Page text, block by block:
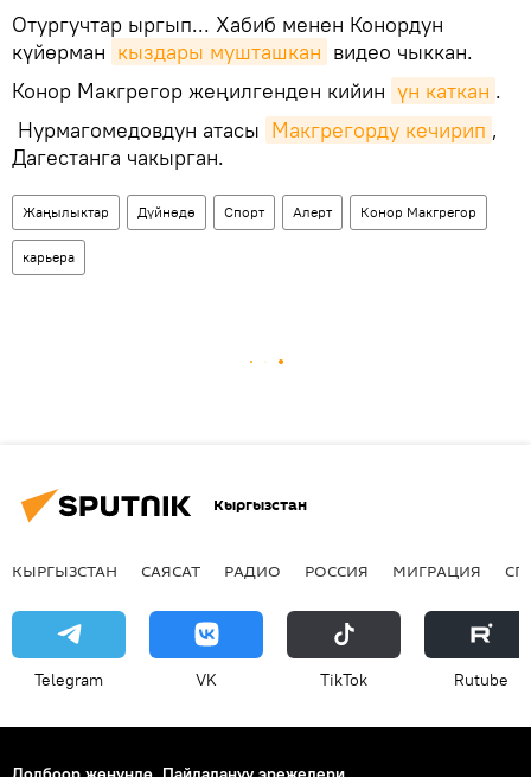
Отургучтар ыргып... Хабиб менен Конордун
күйөрман кыздары мушташкан видео чыккан.
Конор Макгрегор жеңилгенден кийин үн каткан .
Нурмагомедовдун атасы Макгрегорду кечирип ,
Дагестанга чакырган.
Жаңылыктар Дүйнөдө Спорт Aлерт Конор Макгрегор
карьера
Кыргызстан
КЫРГЫЗСТАН САЯСАТ РАДИО РОССИЯ МИГРАЦИЯ
Telegram VK ТikТоk Rutube